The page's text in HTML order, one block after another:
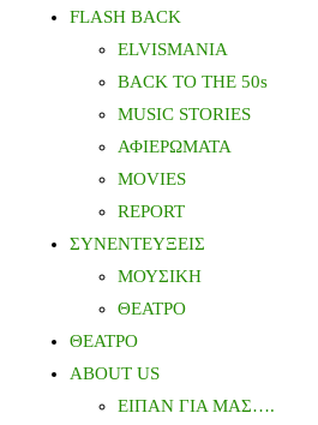
FLASH BACK
ELVISMANIA
BACK TO THE 50s
MUSIC STORIES
ΑΦΙΕΡΩΜΑΤΑ
MOVIES
REPORT
ΣΥΝΕΝΤΕΥΞΕΙΣ
ΜΟΥΣΙΚΗ
ΘΕΑΤΡΟ
ΘΕΑΤΡΟ
ABOUT US
ΕΙΠΑΝ ΓΙΑ ΜΑΣ….